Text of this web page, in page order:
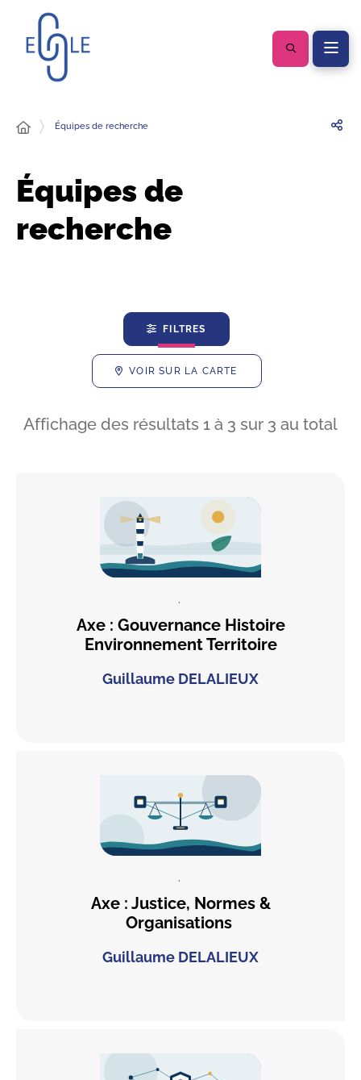
Équipes de recherche
Équipes de
recherche
FILTRES
VOIR SUR LA CARTE
Affichage des résultats 1 à 3 sur 3 au total
,
Axe : Gouvernance Histoire
Environnement Territoire
Guillaume DELALIEUX
,
Axe : Justice, Normes &
Organisations
Guillaume DELALIEUX